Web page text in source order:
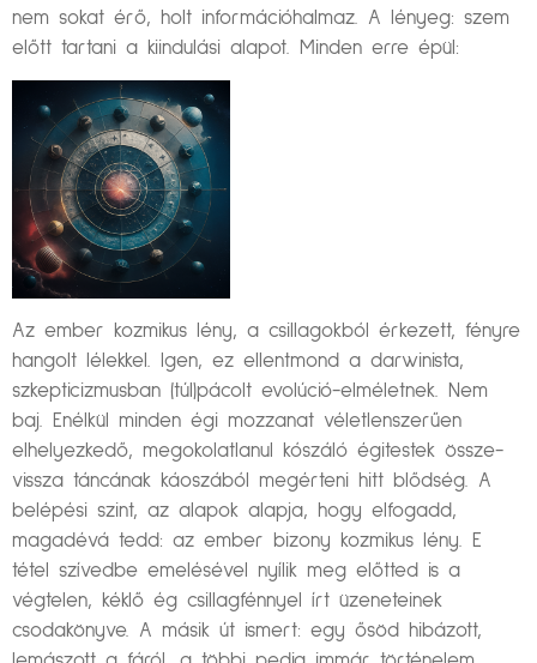
nem sokat érő, holt információhalmaz. A lényeg: szem
előtt tartani a kiindulási alapot. Minden erre épül:
Az ember kozmikus lény, a csillagokból érkezett, fényre
hangolt lélekkel. Igen, ez ellentmond a darwinista,
szkepticizmusban (túl)pácolt evolúció-elméletnek. Nem
baj. Enélkül minden égi mozzanat véletlenszerűen
elhelyezkedő, megokolatlanul kószáló égitestek össze-
vissza táncának káoszából megérteni hitt blődség. A
belépési szint, az alapok alapja, hogy elfogadd,
magadévá tedd: az ember bizony kozmikus lény. E
tétel szívedbe emelésével nyílik meg előtted is a
végtelen, kéklő ég csillagfénnyel írt üzeneteinek
csodakönyve. A másik út ismert: egy ősöd hibázott,